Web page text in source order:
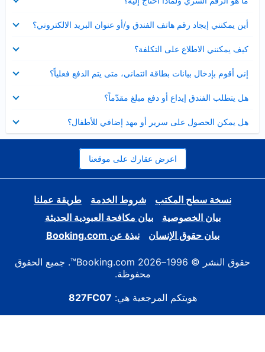
مصغر
أين يمكنني إيجاد رقم هاتف الفندق و/أو عنوان البريد الالكتروني؟
عرض
مصغر
كيف يمكنني الاطلاع على التكلفة؟
مصغر
إني أقوم بإدخال بيانات بطاقة ائتماني، متى يتم الدفع فعلياً؟
مصغر
هل يتطلب الفندق إيداع أو دفع مبلغ مقدّماً؟
مصغر
هل يمكن الحصول على سرير أو مهد إضافي للأطفال؟
مصغر
اعرض عقارك على موقعنا
نسخة سطح المكتب شروط الخدمة
طريقة عملنا
بيان الخصوصية
بيان مكافحة العبودية الحديثة
بيان حقوق الإنسان
نبذة عن Booking.com
حقوق النشر © 1996–2026 Booking.com™. جميع الحقوق
محفوظة.
هويتكم المرجعية هي: 827FC07